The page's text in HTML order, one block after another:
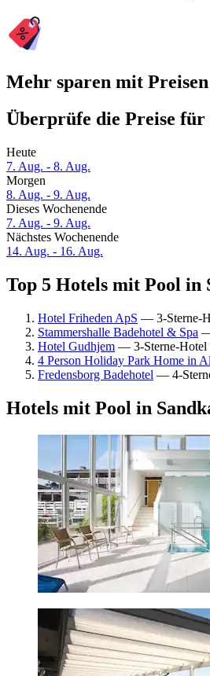
Mehr sparen mit
Überprüfe die Preise für
Heute
7. Aug. - 8. Aug.
Morgen
8. Aug. - 9. Aug.
Dieses Wochenende
7. Aug. - 9. Aug.
Nächstes Wochenende
14. Aug. - 16. Aug.
Top 5 Hotels mit Pool in
Hotel Friheden ApS — 3-Sterne-
Stammershalle Badehotel & Spa —
Hotel Gudhjem — 3-Sterne-Hotel
4 Person Holiday Park Home in
Fredensborg Badehotel — 4-
Hotels mit Pool in